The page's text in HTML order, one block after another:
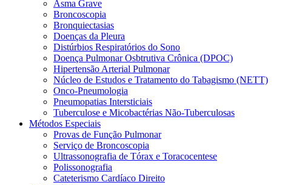
Asma Grave
Broncoscopia
Bronquiectasias
Doenças da Pleura
Distúrbios Respiratórios do Sono
Doença Pulmonar Osbtrutiva Crônica (DPOC)
Hipertensão Arterial Pulmonar
Núcleo de Estudos e Tratamento do Tabagismo (NETT)
Onco-Pneumologia
Pneumopatias Intersticiais
Tuberculose e Micobactérias Não-Tuberculosas
Métodos Especiais
Provas de Função Pulmonar
Serviço de Broncoscopia
Ultrassonografia de Tórax e Toracocentese
Polissonografia
Cateterismo Cardíaco Direito